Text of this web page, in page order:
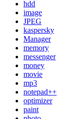
hdd
image
JPEG
kaspersky
Manager
memory
messenger
money
movie
mp3
notepad++
optimizer
paint